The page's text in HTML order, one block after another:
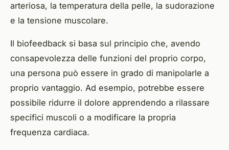
arteriosa, la temperatura della pelle, la sudorazione
e la tensione muscolare.
Il biofeedback si basa sul principio che, avendo
consapevolezza delle funzioni del proprio corpo,
una persona può essere in grado di manipolarle a
proprio vantaggio. Ad esempio, potrebbe essere
possibile ridurre il dolore apprendendo a rilassare
specifici muscoli o a modificare la propria
frequenza cardiaca.